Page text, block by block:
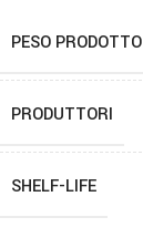
PESO PRODOTTO
PRODUTTORI
SHELF-LIFE